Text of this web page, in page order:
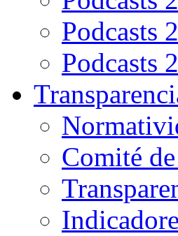
Podcasts
Podcasts
Comité